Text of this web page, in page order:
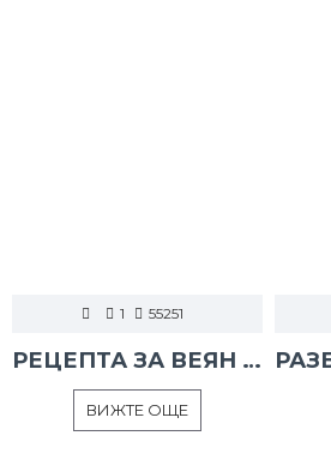
1 55251
РЕЦЕПТА ЗА ВЕЯН ПАЛАМУД
ВИЖТЕ ОЩЕ